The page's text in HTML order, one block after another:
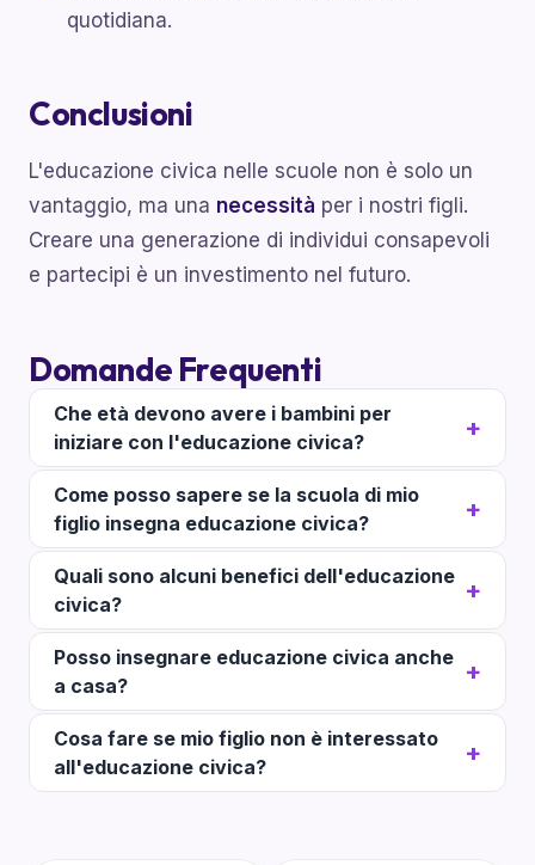
quotidiana.
Conclusioni
L'educazione civica nelle scuole non è solo un
vantaggio, ma una necessità per i nostri figli.
Creare una generazione di individui consapevoli
e partecipi è un investimento nel futuro.
Domande Frequenti
Che età devono avere i bambini per
iniziare con l'educazione civica?
Come posso sapere se la scuola di mio
figlio insegna educazione civica?
Quali sono alcuni benefici dell'educazione
civica?
Posso insegnare educazione civica anche
a casa?
Cosa fare se mio figlio non è interessato
all'educazione civica?